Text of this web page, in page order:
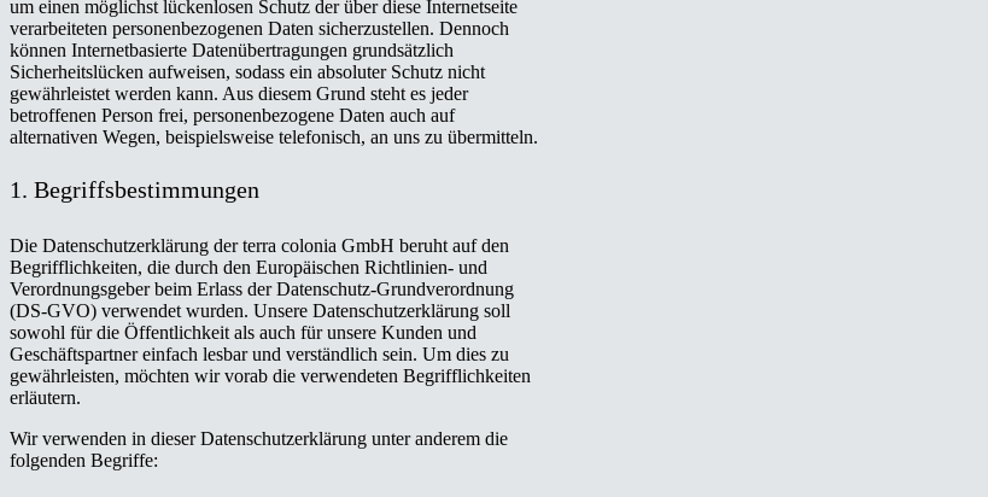
um einen möglichst lückenlosen Schutz der über diese Internetseite
verarbeiteten personenbezogenen Daten sicherzustellen. Dennoch
können Internetbasierte Datenübertragungen grundsätzlich
Sicherheitslücken aufweisen, sodass ein absoluter Schutz nicht
gewährleistet werden kann. Aus diesem Grund steht es jeder
betroffenen Person frei, personenbezogene Daten auch auf
alternativen Wegen, beispielsweise telefonisch, an uns zu übermitteln.
1. Begriffsbestimmungen
Die Datenschutzerklärung der terra colonia GmbH beruht auf den
Begrifflichkeiten, die durch den Europäischen Richtlinien- und
Verordnungsgeber beim Erlass der Datenschutz-Grundverordnung
(DS-GVO) verwendet wurden. Unsere Datenschutzerklärung soll
sowohl für die Öffentlichkeit als auch für unsere Kunden und
Geschäftspartner einfach lesbar und verständlich sein. Um dies zu
gewährleisten, möchten wir vorab die verwendeten Begrifflichkeiten
erläutern.
Wir verwenden in dieser Datenschutzerklärung unter anderem die
folgenden Begriffe: